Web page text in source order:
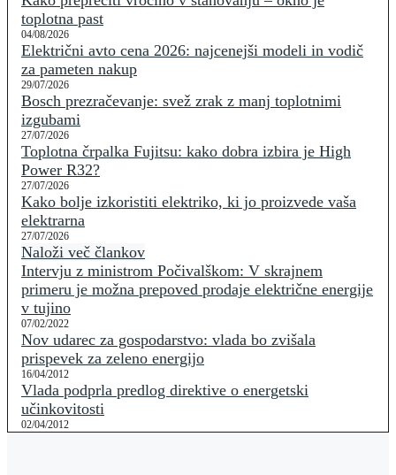
toplotna past
04/08/2026
Električni avto cena 2026: najcenejši modeli in vodič
za pameten nakup
29/07/2026
Bosch prezračevanje: svež zrak z manj toplotnimi
izgubami
27/07/2026
Toplotna črpalka Fujitsu: kako dobra izbira je High
Power R32?
27/07/2026
Kako bolje izkoristiti elektriko, ki jo proizvede vaša
elektrarna
27/07/2026
Naloži več člankov
Intervju z ministrom Počivalškom: V skrajnem
primeru je možna prepoved prodaje električne energije
v tujino
07/02/2022
Nov udarec za gospodarstvo: vlada bo zvišala
prispevek za zeleno energijo
16/04/2012
Vlada podprla predlog direktive o energetski
učinkovitosti
02/04/2012